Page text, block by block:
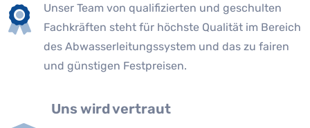
Unser Team von qualifizierten und geschulten
Fachkräften steht für höchste Qualität im Bereich
des Abwasserleitungssystem und das zu fairen
und günstigen Festpreisen.
Uns wird vertraut